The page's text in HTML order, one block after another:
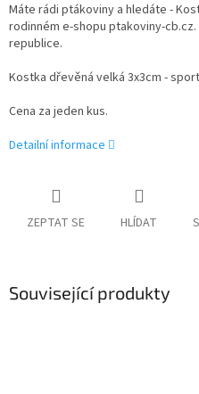
Máte rádi ptákoviny a hledáte -
rodinném e-shopu ptakoviny-
republice.
Kostka dřevěná velká 3x3cm -
Cena za jeden kus.
Detailní informace
ZEPTAT SE HLÍDAT
Související produkty